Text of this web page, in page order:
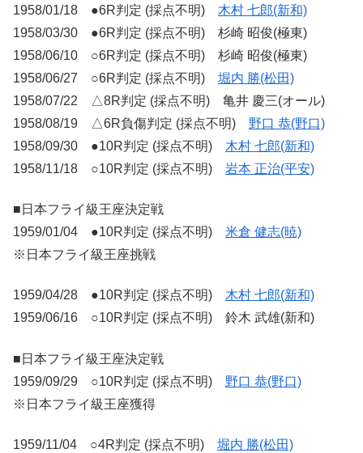
1958/01/18 ●6R判定 (採点不明) 木村 七郎(新和)
1958/03/30 ●6R判定 (採点不明) 杉崎 昭俊(極東)
1958/06/10 ○6R判定 (採点不明) 杉崎 昭俊(極東)
1958/06/27 ○6R判定 (採点不明) 堀内 勝(松田)
1958/07/22 △8R判定 (採点不明) 亀井 慶三(オール)
1958/08/19 △6R負傷判定 (採点不明) 野口 恭(野口)
1958/09/30 ●10R判定 (採点不明) 木村 七郎(新和)
1958/11/18 ○10R判定 (採点不明) 岩本 正治(平安)
■日本フライ級王座決定戦
1959/01/04 ●10R判定 (採点不明) 米倉 健志(暁)
※日本フライ級王座挑戦
1959/04/28 ●10R判定 (採点不明) 木村 七郎(新和)
1959/06/16 ○10R判定 (採点不明) 鈴木 武雄(新和)
■日本フライ級王座決定戦
1959/09/29 ○10R判定 (採点不明) 野口 恭(野口)
※日本フライ級王座獲得
1959/11/04 ○4R判定 (採点不明) 堀内 勝(松田)